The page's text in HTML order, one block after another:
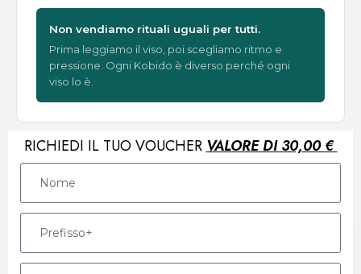
Non vendiamo rituali uguali per tutti.
Prima leggiamo il viso, poi scegliamo ritmo e
pressione. Ogni Kobido è diverso perché ogni
viso lo è.
RICHIEDI IL TUO VOUCHERVALORE DI 30,00 €